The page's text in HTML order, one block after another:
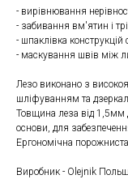
- вирівнювання
- забивання вм'ятин і
- шпаклівка
- маскування швів між
Лезо виконано з
шліфуванням та
Товщина леза від 1,5мм
основи, для
Ергономічна
Виробник - Olejnik